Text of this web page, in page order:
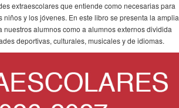
extraescolares que entiende como necesarias para
niños y los jóvenes. En este libro se presenta la amplia
nuestros alumnos como a alumnos externos dividida
deportivas, culturales, musicales y de idiomas.